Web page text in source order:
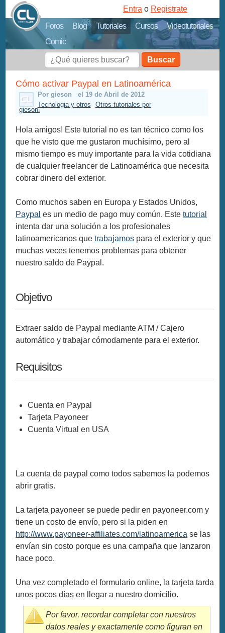
Foros Blog Tutoriales Cursos
Videotutoriales
Comic
Entra o Registrate
Buscar
Cómo activar Paypal en Latinoamérica
Por gieson
el 19 de Abril de 2012
Tecnologia y otros
Otros tutoriales por
gieson.
Hola amigos! Este tutorial no es tan técnico como los
que he visto que me gustaron muchísimo, pero al
mismo tiempo es muy importante para la vida cotidiana
de cualquier freelancer de Latinoamérica que necesita
cobrar dinero del exterior.
Como muchos saben en Europa y Estados Unidos,
Paypal es un medio de pago muy común. Estetutorial
intenta dar una solución a los profesionales
latinoamericanos quetrabajamos para el exterior y que
muchas veces tenemos problemas para obtener
nuestro saldo de Paypal.
Objetivo
Extraer saldo de Paypal mediante ATM / Cajero
automático y trabajar cómodamente para el exterior.
Requisitos
Cuenta en Paypal
Tarjeta Payoneer
Cuenta Virtual en USA
La cuenta de paypal como todos sabemos la podemos
abrir gratis.
La tarjeta payoneer se puede pedir en payoneer.com y
tiene un costo de envío, pero si la piden en
http://www.payoneer-affiliates.com/latinoamerica se las
envían sin costo porque es una campaña que lanzaron
hace poco.
Una vez completado el formulario online, la tarjeta tarda
unos pocos días en llegar a nuestro domicilio.
Por favor, recordar completar con nuestros
datos reales y exactamente como figuran en